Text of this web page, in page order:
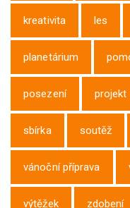
kreativita les
planetárium
posezení projekt
sbírka soutěž
vánoční příprava
výtěžek zdobení